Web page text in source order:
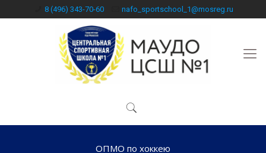
8 (496) 343-70-60 nafo_sportschool_1@mosreg.ru
ОПМО по хоккею